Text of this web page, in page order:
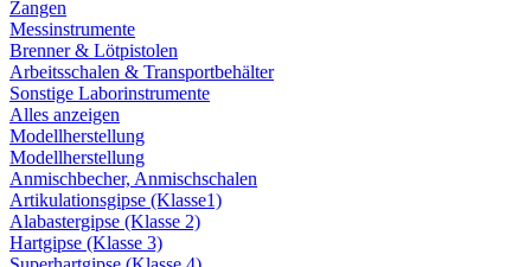
Zangen
Messinstrumente
Brenner & Lötpistolen
Arbeitsschalen & Transportbehälter
Sonstige Laborinstrumente
Alles anzeigen
Modellherstellung
Modellherstellung
Anmischbecher, Anmischschalen
Artikulationsgipse (Klasse1)
Alabastergipse (Klasse 2)
Hartgipse (Klasse 3)